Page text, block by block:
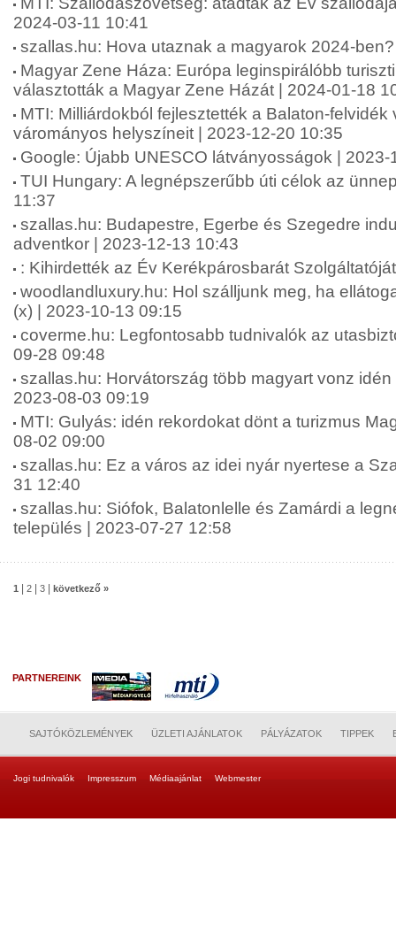
2024-03-11 10:41
szallas.hu: Hova utaznak a magyarok 2024-
Magyar Zene Háza: Európa leginspirálóbb
választották a Magyar Zene Házát | 2024-01-18
MTI: Milliárdokból fejlesztették a Balaton-felvidék
várományos helyszíneit | 2023-12-20 10:35
Google: Újabb UNESCO látványosságok | 2023-
TUI Hungary: A legnépszerűbb úti célok az
11:37
szallas.hu: Budapestre, Egerbe és Szegedre
adventkor | 2023-12-13 10:43
: Kihirdették az Év Kerékpárosbarát
woodlandluxury.hu: Hol szálljunk meg, ha
(x) | 2023-10-13 09:15
coverme.hu: Legfontosabb tudnivalók az
09-28 09:48
szallas.hu: Horvátország több magyart vonz
2023-08-03 09:19
MTI: Gulyás: idén rekordokat dönt a turizmus
08-02 09:00
szallas.hu: Ez a város az idei nyár nyertese a
31 12:40
szallas.hu: Siófok, Balatonlelle és Zamárdi a
település | 2023-07-27 12:58
1 2 3 következő »
PARTNEREINK
SAJTÓKÖZLEMÉNYEK ÜZLETI AJÁNLATOK PÁLYÁZATOK TIPPEK
Jogi tudnivalók Impresszum Médiaajánlat Webmester